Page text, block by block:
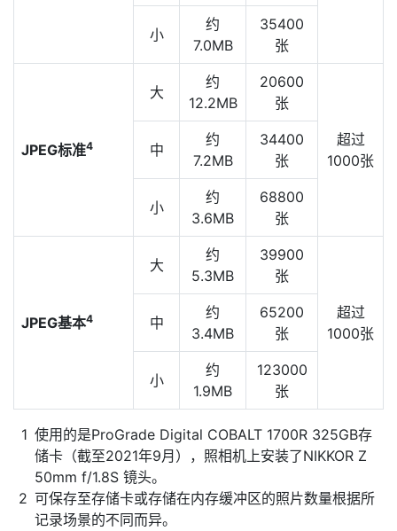
小
约
7.0MB
35400
张
JPEG标准4
大
约
12.2MB
20600
张
超过
1000张
中
约
7.2MB
34400
张
小
约
3.6MB
68800
张
JPEG基本4
大
约
5.3MB
39900
张
超过
1000张
中
约
3.4MB
65200
张
小
约
1.9MB
123000
张
使用的是ProGrade Digital COBALT 1700R 325GB存
储卡（截至2021年9月），照相机上安装了NIKKOR Z
50mm f/1.8S 镜头。
可保存至存储卡或存储在内存缓冲区的照片数量根据所
记录场景的不同而异。